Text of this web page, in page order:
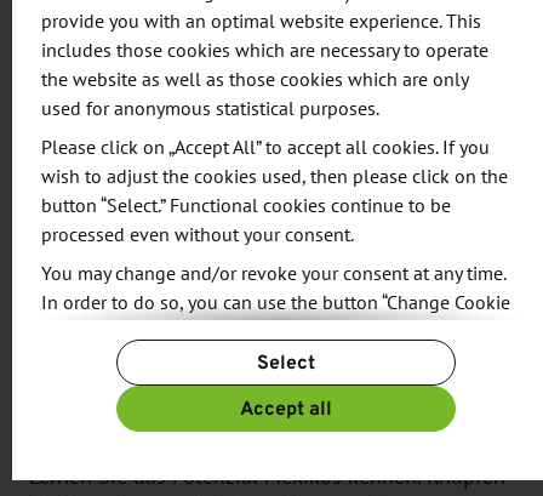
Branchenübergreifend erleben die sächsischen
Arbeitgeber einen zunehmenden Mangel an Fach-
und Arbeitskräften sowie an Auszubildenden.
Besonders stark betroffen ist dabei das
Gesundheitswesen sowie einzelne gewerblich
technische Berufe wie der Zerspanungsmechaniker.
Durch die Vorstellung erprobter Recruiting-
Programme und Best-practice-Beispiele sollen
sächsische Arbeitgeber für die Chancen der
internationalen Fachkräftegewinnung sensibilisiert
und motiviert werden, diesen Weg auch für das
eigene Unternehmen in Betracht zu ziehen.
Lernen Sie das Potenzial Mexikos kennen. Knüpfen
provide you with an optimal website experience. This
includes those cookies which are necessary to operate
the website as well as those cookies which are only
used for anonymous statistical purposes.
Please click on „Accept All” to accept all cookies. If you
wish to adjust the cookies used, then please click on the
button “Select.” Functional cookies continue to be
processed even without your consent.
You may change and/or revoke your consent at any time.
In order to do so, you can use the button “Change Cookie
For more information, please see our
Privacy Policy.
Additional information can be found in our
Imprint
Select
Accept all